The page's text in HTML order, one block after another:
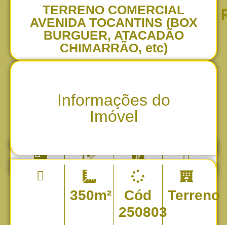
TERRENO COMERCIAL
AVENIDA TOCANTINS (BOX
BURGUER, ATACADÃO
CHIMARRÃO, etc)
Informações do
Imóvel
350m²
Cód
250803
Terreno